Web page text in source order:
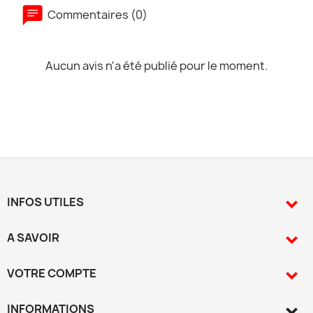
Commentaires (0)
Aucun avis n'a été publié pour le moment.
INFOS UTILES 
A SAVOIR 
VOTRE COMPTE 
INFORMATIONS